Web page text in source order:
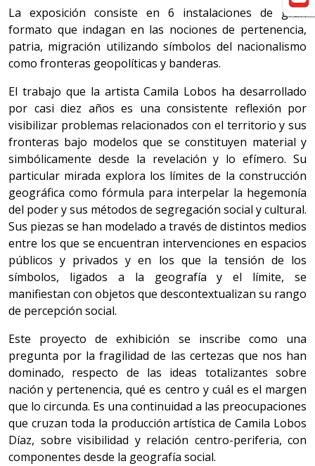
La exposición consiste en 6 instalaciones de gran
formato que indagan en las nociones de pertenencia,
patria, migración utilizando símbolos del nacionalismo
como fronteras geopolíticas y banderas.
El trabajo que la artista Camila Lobos ha desarrollado
por casi diez años es una consistente reflexión por
visibilizar problemas relacionados con el territorio y sus
fronteras bajo modelos que se constituyen material y
simbólicamente desde la revelación y lo efímero. Su
particular mirada explora los límites de la construcción
geográfica como fórmula para interpelar la hegemonía
del poder y sus métodos de segregación social y cultural.
Sus piezas se han modelado a través de distintos medios
entre los que se encuentran intervenciones en espacios
públicos y privados y en los que la tensión de los
símbolos, ligados a la geografía y el límite, se
manifiestan con objetos que descontextualizan su rango
de percepción social.
Este proyecto de exhibición se inscribe como una
pregunta por la fragilidad de las certezas que nos han
dominado, respecto de las ideas totalizantes sobre
nación y pertenencia, qué es centro y cuál es el margen
que lo circunda. Es una continuidad a las preocupaciones
que cruzan toda la producción artística de Camila Lobos
Díaz, sobre visibilidad y relación centro-periferia, con
componentes desde la geografía social.